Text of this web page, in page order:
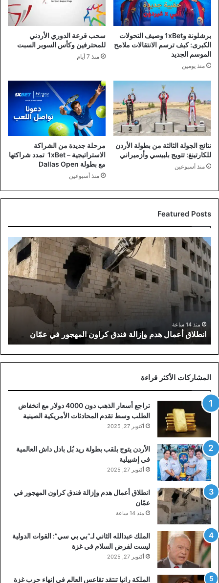
برشلونة و1xBet وصيف التحولات
الكبرى: كيف ترسم الانتقالات ملامح
الموسم الجديد
منذ يومين
سحب قرعة الدوري الأردني
للمحترفين وكأس السوبر السبت
منذ 7 أيام
نتائج الجولة الثالثة من بطولة الأردن
للكارتينغ: تتويج بلبيسي وأزميراني
منذ أسبوعين
مرحلة جديدة من الشراكة
الاستراتيجية – 1xBet تمدد شراكتها
مع بطولة Dallas Open
منذ أسبوعين
Featured Posts
انطلاق
أعمال
هدم
وإزالة
فندق
كراون
المهجور
عمّانمنذ 14 ساعة
انطلاق أعمال هدم وإزالة فندق كراون المهجور في عمّان
المشاركات الأكثر قراءة
تراجع أسعار الذهب دون 4000 دولار مع انخفاض
الطلب وسط تقدم المحادثات الأمريكية الصينية
أكتوبر 27, 2025
الأردن يتوج بلقب بطولة ريد بُل بادل داش العالمية
في إشبيلية
أكتوبر 27, 2025
انطلاق أعمال هدم وإزالة فندق كراون المهجور في
عمّان
منذ 14 ساعة
الملك عبدالله الثاني لـ”بي بي سي”: القوات الدولية
ليست لفرض السلام في غزة
أكتوبر 27, 2025
الملكة رانيا تنتقد تقاعس العالم في إنهاء حرب غزة